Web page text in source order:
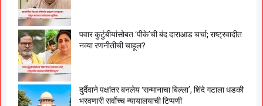
पवार कुटुंबीयांसोबत ‘पीके’ची बंद दाराआड चर्चा; राष्ट्रवादीत
नव्या रणनीतीची चाहूल?
दुर्दैवाने पक्षांतर बनलेय ‘सन्मानाचा बिल्ला’, शिंदे गटाला धडकी
भरवणारी सर्वाेच्च न्यायालयाची टिप्पणी